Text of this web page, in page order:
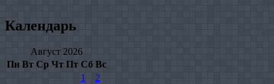
Календарь
Август 2026
Пн Вт Ср Чт Пт Сб Вс
1
2